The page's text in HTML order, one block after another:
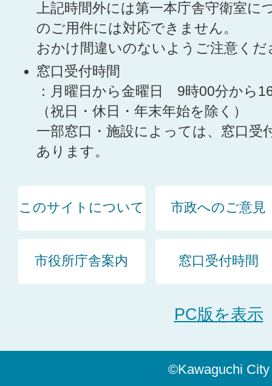
上記時間外には第一本庁舎守衛室に
のご用件には対応できません。
おかけ間違いのないようご注意くだ
窓口受付時間
：月曜日から金曜日 9時00分から
（祝日・休日・年末年始を除く）
一部窓口・施設によっては、窓口受
あります。
このサイトについて 市政へのご意見
市役所庁舎案内 窓口受付時間
PC版を表示
©Kawaguchi City